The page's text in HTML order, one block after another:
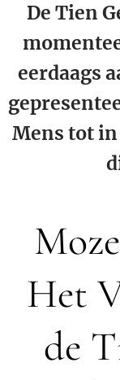
De Tien
eerdaags
Mens tot in
Het
de